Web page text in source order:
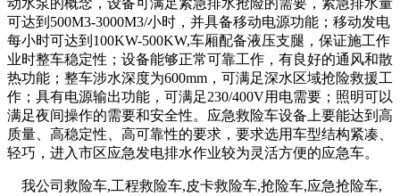
动水泵的概念，设备可满足紧急排水抢险的需要，紧急排水量
可达到500M3-3000M3/小时，并具备移动电源功能；移动发电
每小时可达到100KW-500KW,车厢配备液压支腿，保证施工作
业时整车稳定性；设备能够正常可靠工作，有良好的通风和散
热功能；整车涉水深度为600mm，可满足深水区域抢险救援工
作；具有电源输出功能，可满足230/400V用电需要；照明可以
满足夜间操作的需要和安全性。 应急救险车设备上要能达到高
质量、高稳定性、高可靠性的要求，要求选用车型结构紧凑、
轻巧，进入市区应急发电排水作业较为灵活方便的应急车。
我公司救险车,工程救险车,皮卡救险车,抢险车,应急抢险车,